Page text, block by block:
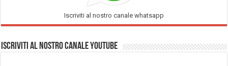
Iscriviti al nostro canale whatsapp
Iscriviti al nostro Canale Youtube